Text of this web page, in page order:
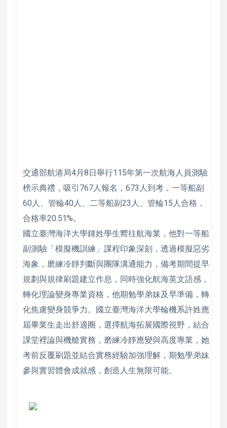
交通部航港局4月8日舉行115年第一次航海人員測驗
榜示典禮，吸引767人報名，673人到考，一等船副
60人、管輪40人、二等船副23人、管輪15人合格，
合格率20.51%。
國立臺灣海洋大學鍾姓學生嚮往航海業，他對一等船
副測驗「模擬機訓練」課程印象深刻，透過模擬惡劣
海象，磨練冷靜判斷與團隊溝通能力，備考期間提早
規劃與規律刷題建立作息，同時強化航海英文語感，
轉化理論變身專業資格，他期勉學弟妹及早準備，轉
化焦慮變身競爭力。國立臺灣海洋大學輪機系許姓應
屆畢業生走出舒適圈，選擇航海拓展國際視野，結合
課堂裡論與機艙實務，磨練冷靜應變與高度專業，她
考前反覆刷題並結合實務經驗加強理解，期勉學弟妹
參與實習體會成就感，創造人生無限可能。